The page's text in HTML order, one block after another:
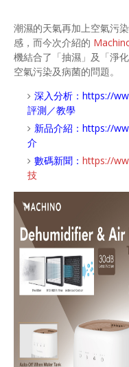
潮濕的天氣再加上空氣污
感，而今次介紹的
機結合了「抽濕」及「淨
空氣污染及病菌的問題。
深入分析： https://
評測／教學
新品介紹： https://
介
數碼新聞： https://
技